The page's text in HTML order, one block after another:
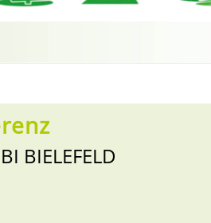
BIELEFELD